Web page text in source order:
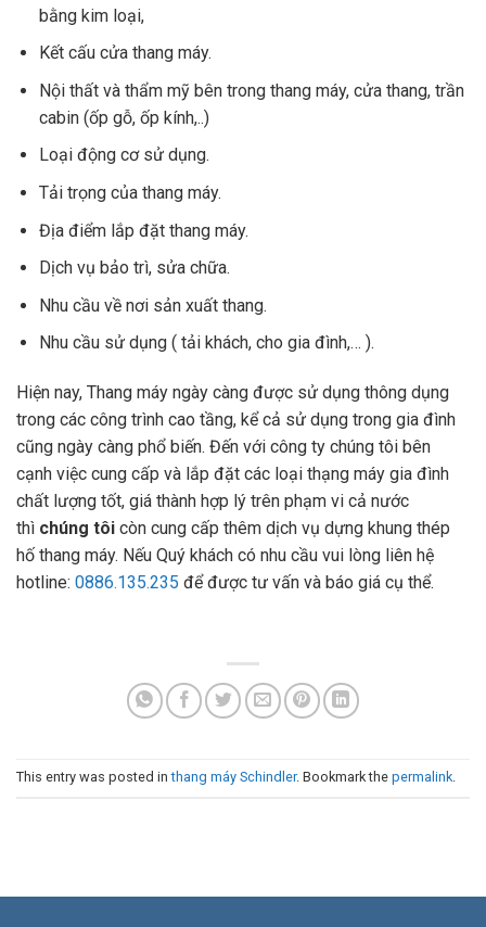
bằng kim loại,
Kết cấu cửa thang máy.
Nội thất và thẩm mỹ bên trong thang máy, cửa thang, trần
cabin (ốp gỗ, ốp kính,..)
Loại động cơ sử dụng.
Tải trọng của thang máy.
Địa điểm lắp đặt thang máy.
Dịch vụ bảo trì, sửa chữa.
Nhu cầu về nơi sản xuất thang.
Nhu cầu sử dụng ( tải khách, cho gia đình,… ).
Hiện nay, Thang máy ngày càng được sử dụng thông dụng
trong các công trình cao tầng, kể cả sử dụng trong gia đình
cũng ngày càng phổ biến. Đến với công ty chúng tôi bên
cạnh việc cung cấp và lắp đặt các loại thạng máy gia đình
chất lượng tốt, giá thành hợp lý trên phạm vi cả nước
thì chúng tôi còn cung cấp thêm dịch vụ dựng khung thép
hố thang máy. Nếu Quý khách có nhu cầu vui lòng liên hệ
hotline: 0886.135.235 để được tư vấn và báo giá cụ thể.
This entry was posted inthang máy Schindler. Bookmark the permalink.